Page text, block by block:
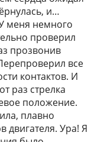
и…
меня немного
проверил
прозвонив
все
контактов. И
раз стрелка
положение.
плавно
двигателя. Ура! Я